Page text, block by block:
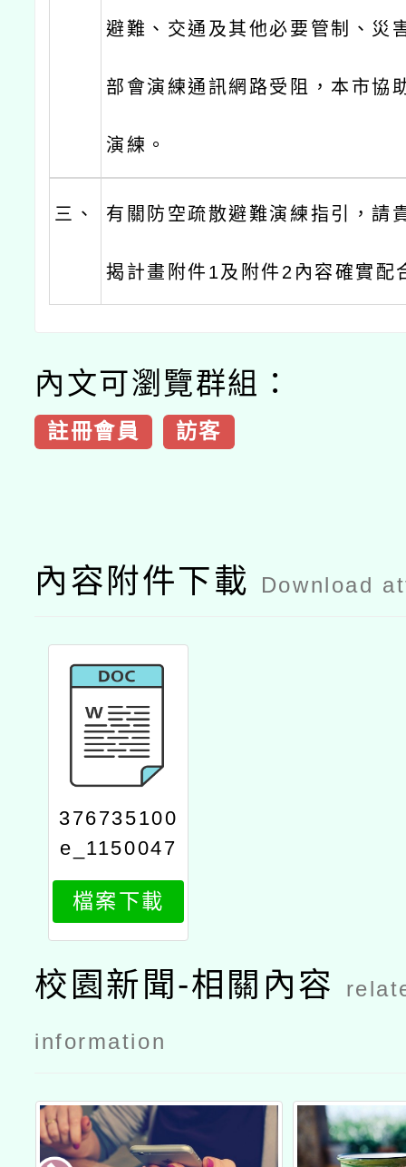
避難、交通及其他必要管制、災
部會演練通訊網路受阻，本市協
演練。
三、 有關防空疏散避難演練指引，請
揭計畫附件1及附件2內容確實配
內文可瀏覽群組：
註冊會員 訪客
內容附件下載 Download
376735100
e_1150047
530_attach
1
檔案下載
校園新聞-相關內容
information